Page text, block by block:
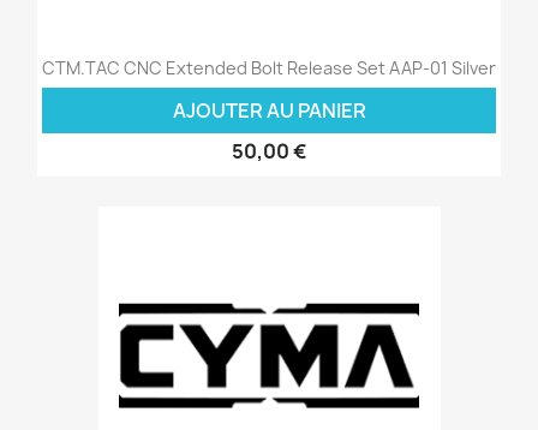
CTM.TAC CNC Extended Bolt Release Set AAP-01 Silver
AJOUTER AU PANIER
50,00 €